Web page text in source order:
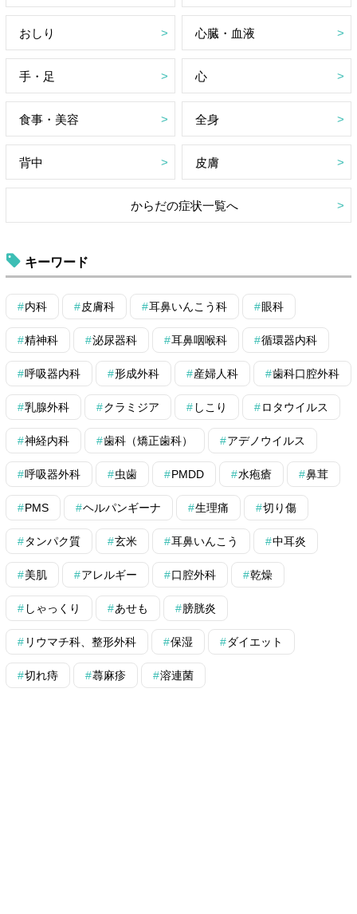
おしり 心臓・血液
手・足 心
食事・美容 全身
背中 皮膚
からだの症状一覧へ
キーワード
内科 皮膚科 耳鼻いんこう科 眼科
精神科 泌尿器科 耳鼻咽喉科 循環器内科
呼吸器内科 形成外科 産婦人科 歯科口腔外科
乳腺外科 クラミジア しこり ロタウイルス
神経内科 歯科（矯正歯科） アデノウイルス
呼吸器外科 虫歯 PMDD 水疱瘡 鼻茸
PMS ヘルパンギーナ 生理痛 切り傷
タンパク質 玄米 耳鼻いんこう 中耳炎
美肌 アレルギー 口腔外科 乾燥
しゃっくり あせも 膀胱炎
リウマチ科、整形外科 保湿 ダイエット
切れ痔 蕁麻疹 溶連菌